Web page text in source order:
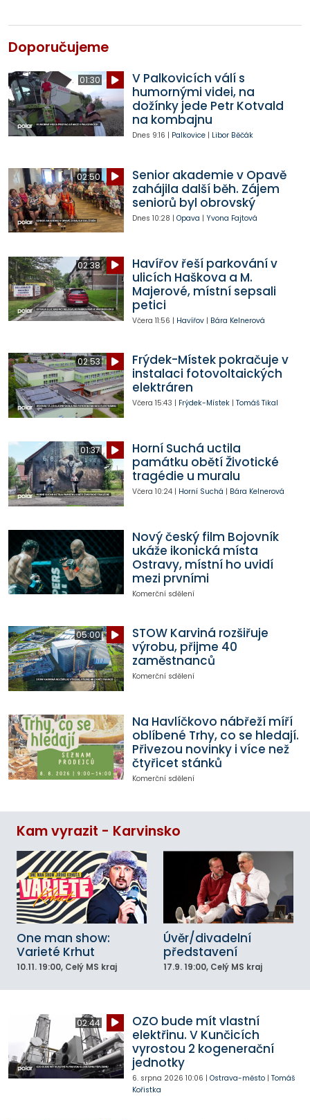
Doporučujeme
01:30
V Palkovicích válí s
humornými videi, na
dožínky jede Petr Kotvald
na kombajnu
Dnes 9:16 | Palkovice| Libor Běčák
02:50
Senior akademie v Opavě
zahájila další běh. Zájem
seniorů byl obrovský
Dnes 10:28 | Opava | Yvona Fajtová
02:38
Havířov řeší parkování v
ulicích Haškova a M.
Majerové, místní sepsali
petici
Včera 11:56 | Havířov| Bára Kelnerová
02:53
Frýdek-Místek pokračuje v
instalaci fotovoltaických
elektráren
Včera 15:43 | Frýdek-Místek| Tomáš Tikal
01:37
Horní Suchá uctila
památku obětí Životické
tragédie u muralu
Včera 10:24| Horní Suchá | Bára Kelnerová
Nový český film Bojovník
ukáže ikonická místa
Ostravy, místní ho uvidí
mezi prvními
Komerční sdělení
05:00
STOW Karviná rozšiřuje
výrobu, přijme 40
zaměstnanců
Komerční sdělení
Na Havlíčkovo nábřeží míří
oblíbené Trhy, co se hledají.
Přivezou novinky i více než
čtyřicet stánků
Komerční sdělení
Kam vyrazit - Karvinsko
One man show:
Varieté Krhut
10.11. 19:00, Celý MS kraj
Úvěr/divadelní
představení
17.9. 19:00, Celý MS kraj
02:44
OZO bude mít vlastní
elektřinu. V Kunčicích
vyrostou 2 kogenerační
jednotky
6. srpna 2026 10:06 | Ostrava-město| Tomáš
Kořistka